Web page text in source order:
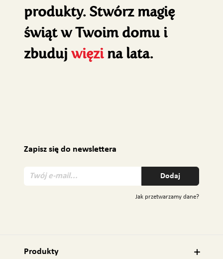
produkty. Stwórz magię
świąt w Twoim domu i
zbuduj więzina lata.
Zapisz się do newslettera
Dodaj
Jak przetwarzamy dane?
Produkty